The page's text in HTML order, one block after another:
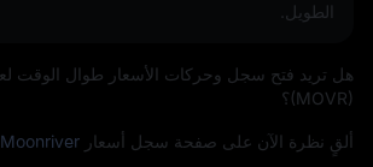
الطويل.
(MOVR)؟
ألقٍ نظرة الآن على صفحة سجل أسعار Moonriver